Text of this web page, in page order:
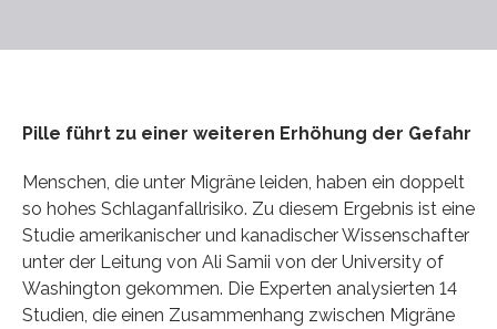
Pille führt zu einer weiteren Erhöhung der Gefahr
Menschen, die unter Migräne leiden, haben ein doppelt
so hohes Schlaganfallrisiko. Zu diesem Ergebnis ist eine
Studie amerikanischer und kanadischer Wissenschafter
unter der Leitung von Ali Samii von der University of
Washington gekommen. Die Experten analysierten 14
Studien, die einen Zusammenhang zwischen Migräne